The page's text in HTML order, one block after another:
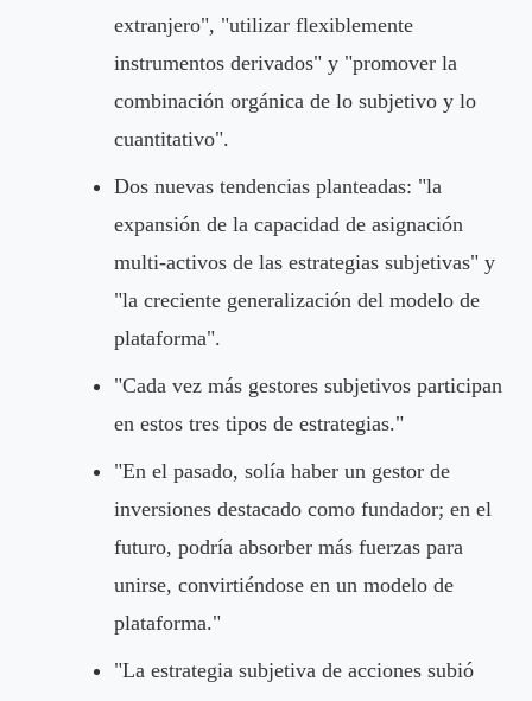
extranjero", "utilizar flexiblemente
instrumentos derivados" y "promover la
combinación orgánica de lo subjetivo y lo
cuantitativo".
Dos nuevas tendencias planteadas: "la
expansión de la capacidad de asignación
multi-activos de las estrategias subjetivas" y
"la creciente generalización del modelo de
plataforma".
"Cada vez más gestores subjetivos participan
en estos tres tipos de estrategias."
"En el pasado, solía haber un gestor de
inversiones destacado como fundador; en el
futuro, podría absorber más fuerzas para
unirse, convirtiéndose en un modelo de
plataforma."
"La estrategia subjetiva de acciones subió